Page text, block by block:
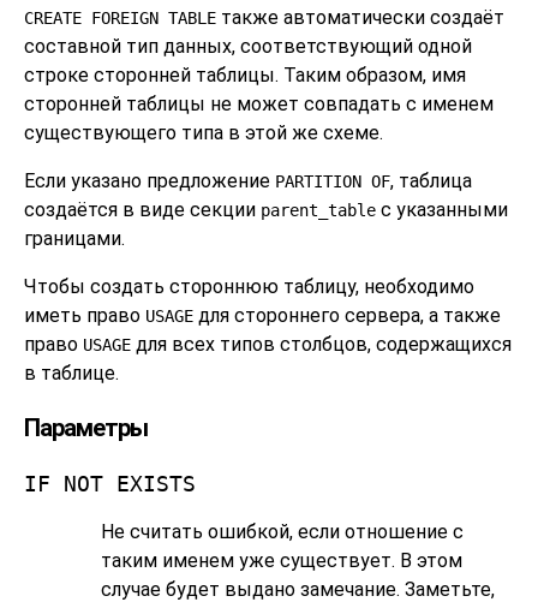
CREATE FOREIGN TABLE также автоматически создаёт
составной тип данных, соответствующий одной
строке сторонней таблицы. Таким образом, имя
сторонней таблицы не может совпадать с именем
существующего типа в этой же схеме.
Если указано предложение PARTITION OF, таблица
создаётся в виде секции parent_table с указанными
границами.
Чтобы создать стороннюю таблицу, необходимо
иметь право USAGE для стороннего сервера, а также
право USAGE для всех типов столбцов, содержащихся
в таблице.
Параметры
IF NOT EXISTS
Не считать ошибкой, если отношение с
таким именем уже существует. В этом
случае будет выдано замечание. Заметьте,